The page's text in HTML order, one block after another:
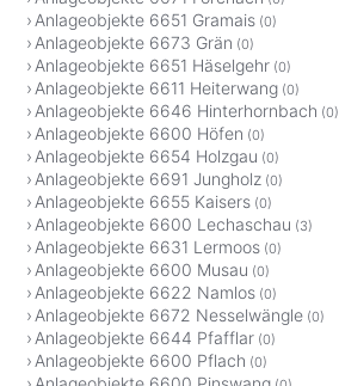
Anlageobjekte 6651 Gramais (0)
Anlageobjekte 6673 Grän (0)
Anlageobjekte 6651 Häselgehr (0)
Anlageobjekte 6611 Heiterwang (0)
Anlageobjekte 6646 Hinterhornbach (0)
Anlageobjekte 6600 Höfen (0)
Anlageobjekte 6654 Holzgau (0)
Anlageobjekte 6691 Jungholz (0)
Anlageobjekte 6655 Kaisers (0)
Anlageobjekte 6600 Lechaschau (3)
Anlageobjekte 6631 Lermoos (0)
Anlageobjekte 6600 Musau (0)
Anlageobjekte 6622 Namlos (0)
Anlageobjekte 6672 Nesselwängle (0)
Anlageobjekte 6644 Pfafflar (0)
Anlageobjekte 6600 Pflach (0)